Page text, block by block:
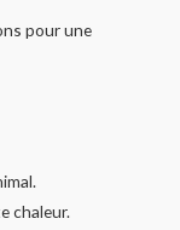
pour une
chaleur.